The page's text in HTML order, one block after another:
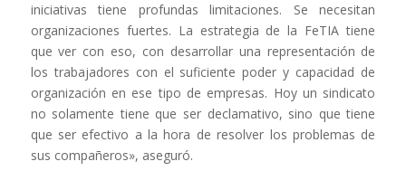
iniciativas tiene profundas limitaciones. Se necesitan
organizaciones fuertes. La estrategia de la FeTIA tiene
que ver con eso, con desarrollar una representación de
los trabajadores con el suficiente poder y capacidad de
organización en ese tipo de empresas. Hoy un sindicato
no solamente tiene que ser declamativo, sino que tiene
que ser efectivo a la hora de resolver los problemas de
sus compañeros», aseguró.